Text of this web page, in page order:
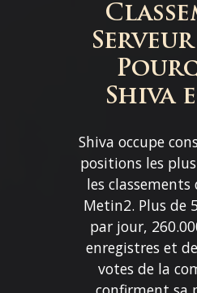
Serveur
Shiva
Shiva occupe
positions les
les classements
Metin2. Plus de
par jour,
enregistres et
votes de la